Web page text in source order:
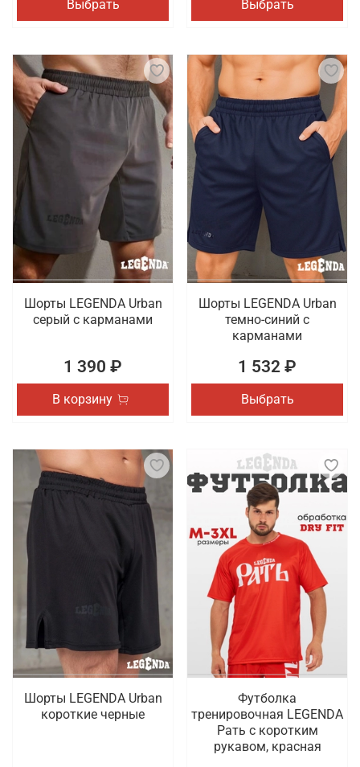
Выбрать Выбрать
Шорты LEGENDA Urban
серый c карманами
1 390 ₽
В корзину
Шорты LEGENDA Urban
темно-синий с
карманами
1 532 ₽
Выбрать
Шорты LEGENDA Urban
короткие черные
Футболка
тренировочная LEGENDA
Рать с коротким
рукавом, красная